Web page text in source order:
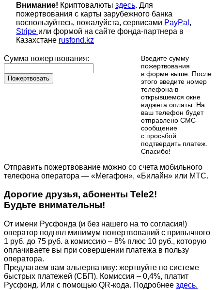
Внимание! Криптовалюты здесь. Для
пожертвования с карты зарубежного банка
воспользуйтесь, пожалуйста, сервисами PayPal ,
Stripe или формой на сайте фонда-партнера в
Казахстане rusfond.kz
Сумма пожертвования:
Пожертвовать
Введите сумму
пожертвования
в форме выше. После
этого введите номер
телефона в
открывшемся окне
виджета оплаты. На
ваш телефон будет
отправлено СМС-
сообщение
с просьбой
подтвердить платеж.
Cпасибо!
Отправить пожертвование можно со счета мобильного
телефона оператора — «Мегафон», «Билайн» или МТС.
Дорогие друзья, абоненты Tele2!
Будьте внимательны!
От имени Русфонда (и без нашего на то согласия!)
оператор поднял минимум пожертвований с привычного
1 руб. до 75 руб. а комиссию – 8% плюс 10 руб., которую
оплачиваете вы при совершении платежа в пользу
оператора.
Предлагаем вам альтернативу: жертвуйте по cистеме
быстрых платежей (СБП). Комиссия – 0,4%, платит
Русфонд. Или с помощью QR-кода. Подробнее здесь.